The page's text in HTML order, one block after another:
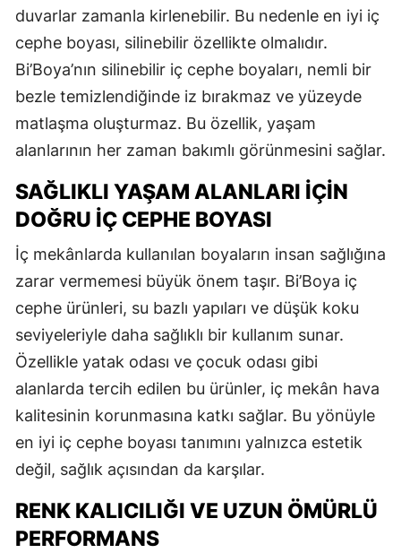
duvarlar zamanla kirlenebilir. Bu nedenle en iyi iç
cephe boyası, silinebilir özellikte olmalıdır.
Bi’Boya’nın silinebilir iç cephe boyaları, nemli bir
bezle temizlendiğinde iz bırakmaz ve yüzeyde
matlaşma oluşturmaz. Bu özellik, yaşam
alanlarının her zaman bakımlı görünmesini sağlar.
SAĞLIKLI YAŞAM ALANLARI İÇIN
DOĞRU İÇ CEPHE BOYASI
İç mekânlarda kullanılan boyaların insan sağlığına
zarar vermemesi büyük önem taşır. Bi’Boya iç
cephe ürünleri, su bazlı yapıları ve düşük koku
seviyeleriyle daha sağlıklı bir kullanım sunar.
Özellikle yatak odası ve çocuk odası gibi
alanlarda tercih edilen bu ürünler, iç mekân hava
kalitesinin korunmasına katkı sağlar. Bu yönüyle
en iyi iç cephe boyası tanımını yalnızca estetik
değil, sağlık açısından da karşılar.
RENK KALICILIĞI VE UZUN ÖMÜRLÜ
PERFORMANS